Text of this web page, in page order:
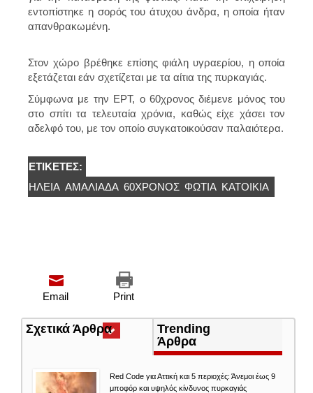
εντοπίστηκε η σορός του άτυχου άνδρα, η οποία ήταν
απανθρακωμένη.
Στον χώρο βρέθηκε επίσης φιάλη υγραερίου, η οποία
εξετάζεται εάν σχετίζεται με τα αίτια της πυρκαγιάς.
Σύμφωνα με την ΕΡΤ, ο 60χρονος διέμενε μόνος του
στο σπίτι τα τελευταία χρόνια, καθώς είχε χάσει τον
αδελφό του, με τον οποίο συγκατοικούσαν παλαιότερα.
ΕΤΙΚΈΤΕΣ:
ΗΛΕΊΑ ΑΜΑΛΙΆΔΑ 60ΧΡΟΝΟΣ ΦΩΤΙΆ ΚΑΤΟΙΚΙΑ
Print
Email
Σχετικά Άρθρα(ενεργή
καρτέλα)
Trending
Άρθρα
Red Code για Αττική και 5 περιοχές: Άνεμοι έως 9
μποφόρ και υψηλός κίνδυνος πυρκαγιάς